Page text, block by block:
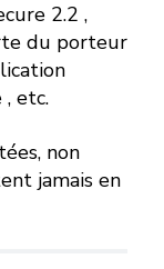
2.2 ,
du porteur
etc.
non
jamais en